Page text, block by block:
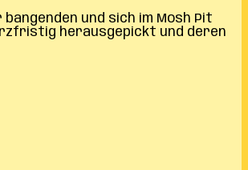
und sich im Mosh Pit
herausgepickt und deren